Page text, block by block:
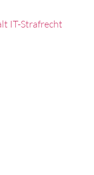
IT-Strafrecht